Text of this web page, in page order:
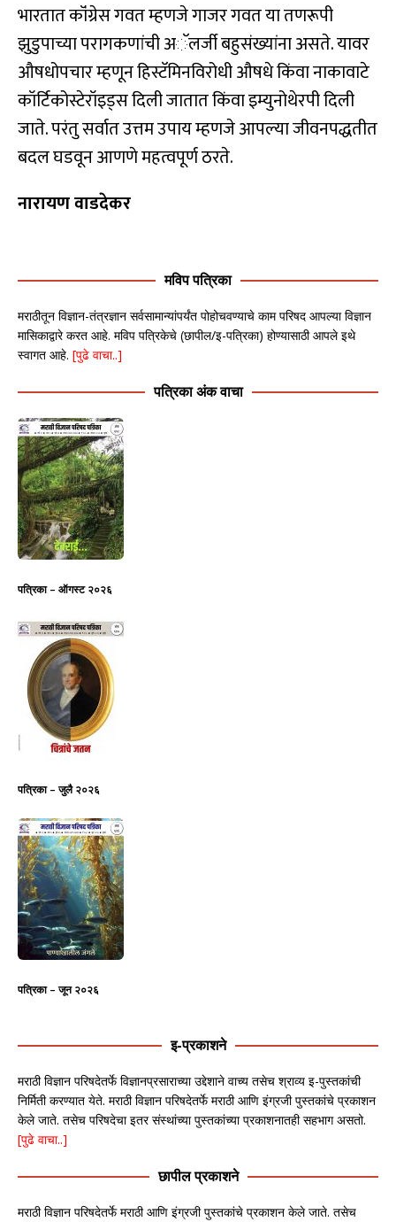
भारतात कॉंग्रेस गवत म्हणजे गाजर गवत या तणरूपी
झुडुपाच्या परागकणांची अॅलर्जी बहुसंख्यांना असते. यावर
औषधोपचार म्हणून हिस्टॅमिनविरोधी औषधे किंवा नाकावाटे
कॉर्टिकोस्टेरॉइड्स दिली जातात किंवा इम्युनोथेरपी दिली
जाते. परंतु सर्वात उत्तम उपाय म्हणजे आपल्या जीवनपद्धतीत
बदल घडवून आणणे महत्वपूर्ण ठरते.
नारायण वाडदेकर
मविप पत्रिका
मराठीतून विज्ञान-तंत्रज्ञान सर्वसामान्यांपर्यंत पोहोचवण्याचे काम परिषद आपल्या विज्ञान
मासिकाद्वारे करत आहे. मविप पत्रिकेचे (छापील/इ-पत्रिका) होण्यासाठी आपले इथे
स्वागत आहे. [पुढे वाचा..]
पत्रिका अंक वाचा
पत्रिका – ऑगस्ट २०२६
पत्रिका – जुलै २०२६
पत्रिका – जून २०२६
इ-प्रकाशने
मराठी विज्ञान परिषदेतर्फे विज्ञानप्रसाराच्या उद्देशाने वाच्य तसेच श्राव्य इ-पुस्तकांची
निर्मिती करण्यात येते. मराठी विज्ञान परिषदेतर्फे मराठी आणि इंग्रजी पुस्तकांचे प्रकाशन
केले जाते. तसेच परिषदेचा इतर संस्थांच्या पुस्तकांच्या प्रकाशनातही सहभाग असतो.
[पुढे वाचा..]
छापील प्रकाशने
मराठी विज्ञान परिषदेतर्फे मराठी आणि इंग्रजी पुस्तकांचे प्रकाशन केले जाते. तसेच